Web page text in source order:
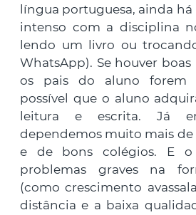
língua portuguesa, ainda
intenso com a disciplina
lendo um livro ou
WhatsApp). Se houver
os pais do aluno forem
possível que o aluno
leitura e escrita. Já
dependemos muito mais de
e de bons colégios. E o
problemas graves na
(como crescimento
distância e a baixa